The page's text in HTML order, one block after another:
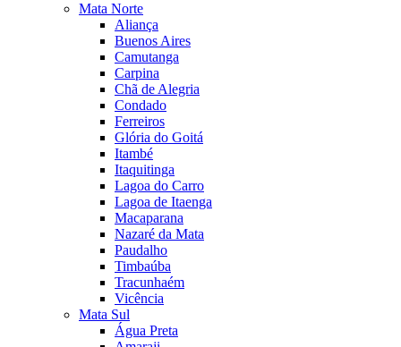
Mata Norte
Aliança
Buenos Aires
Camutanga
Carpina
Chã de Alegria
Condado
Ferreiros
Glória do Goitá
Itambé
Itaquitinga
Lagoa do Carro
Lagoa de Itaenga
Macaparana
Nazaré da Mata
Paudalho
Timbaúba
Tracunhaém
Vicência
Mata Sul
Água Preta